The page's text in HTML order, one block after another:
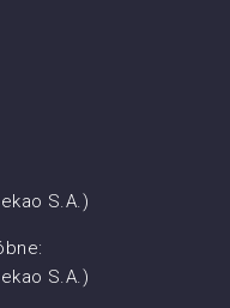
S.A.)
S.A.)